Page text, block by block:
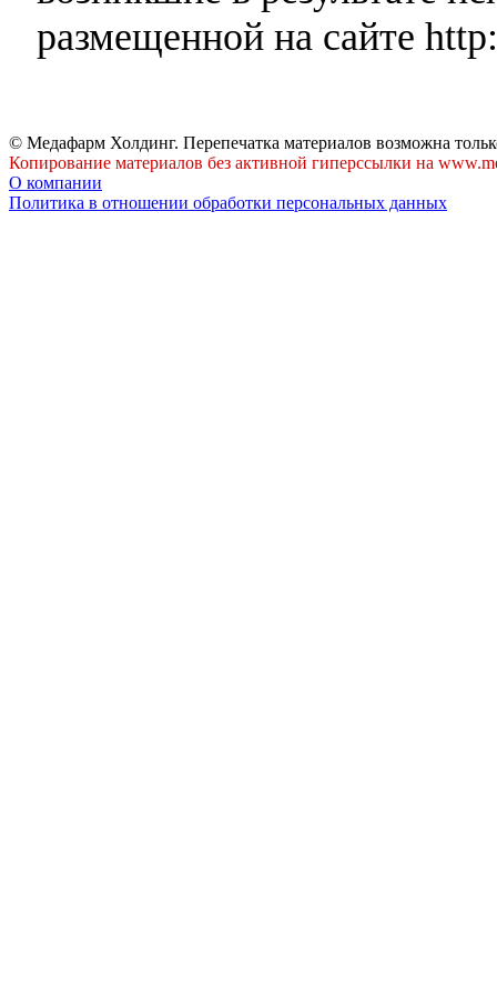
размещенной на сайте
© Медафарм Холдинг. Перепечатка материалов возможна
Копирование материалов без активной гиперссылки на
О компании
Политика в отношении обработки персональных данных